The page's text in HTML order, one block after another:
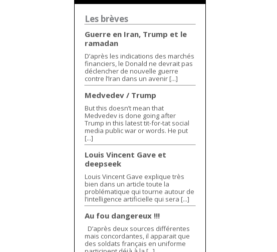
Les brèves
Guerre en Iran, Trump et le
ramadan
D’après les indications des marchés
financiers, le Donald ne devrait pas
déclencher de nouvelle guerre
contre l’Iran dans un avenir [...]
Medvedev / Trump
But this doesn’t mean that
Medvedev is done going after
Trump in this latest tit-for-tat social
media public war or words. He put
[...]
Louis Vincent Gave et
deepseek
Louis Vincent Gave explique très
bien dans un article toute la
problématique qui tourne autour de
l’intelligence artificielle qui sera [...]
Au fou dangereux !!!
D’après deux sources différentes
mais concordantes, il apparait que
des soldats français en uniforme